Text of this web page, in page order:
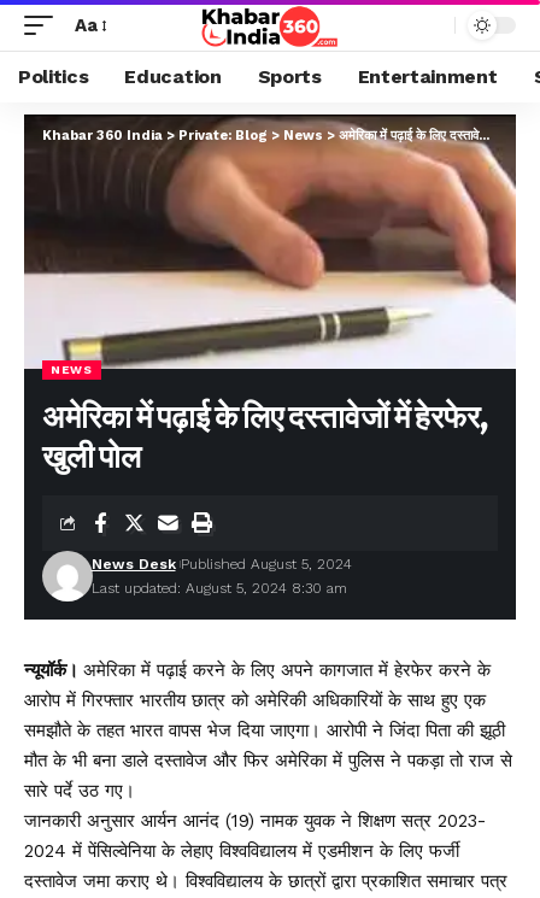
Aa
Politics Education Sports Entertainment
Khabar 360 India > Private: Blog > News >अमेरिका में पढ़ाई के लिए दस्तावेजों में हेरफेर, खुली पोल
NEWS
अमेरिका में पढ़ाई के लिए दस्तावेजों में हेरफेर,
खुली पोल
Last updated: August 5, 2024 8:30 am
News Desk Published August 5, 2024
न्यूयॉर्क। अमेरिका में पढ़ाई करने के लिए अपने कागजात में हेरफेर करने के
आरोप में गिरफ्तार भारतीय छात्र को अमेरिकी अधिकारियों के साथ हुए एक
समझौते के तहत भारत वापस भेज दिया जाएगा। आरोपी ने जिंदा पिता की झूठी
मौत के भी बना डाले दस्तावेज और फिर अमेरिका में पुलिस ने पकड़ा तो राज से
सारे पर्दे उठ गए।
जानकारी अनुसार आर्यन आनंद (19) नामक युवक ने शिक्षण सत्र 2023-
2024 में पेंसिल्वेनिया के लेहाए विश्वविद्यालय में एडमीशन के लिए फर्जी
दस्तावेज जमा कराए थे। विश्वविद्यालय के छात्रों द्वारा प्रकाशित समाचार पत्र